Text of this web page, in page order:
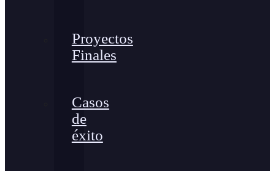
Proyectos
Finales
Casos
de
éxito